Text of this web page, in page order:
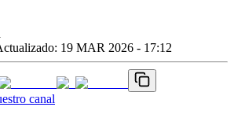
19 MAR 2026 - 17:12
canal